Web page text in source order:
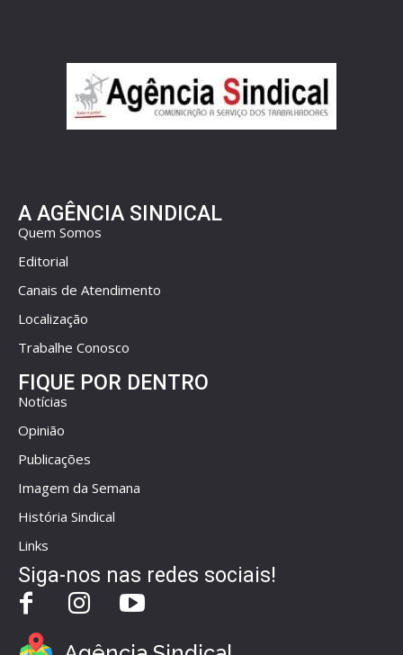
A AGÊNCIA SINDICAL
Quem Somos
Editorial
Canais de Atendimento
Localização
Trabalhe Conosco
FIQUE POR DENTRO
Notícias
Opinião
Publicações
Imagem da Semana
História Sindical
Links
Siga-nos nas redes sociais!